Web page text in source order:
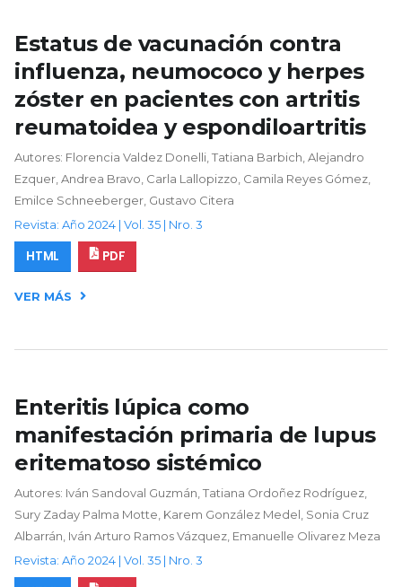
Estatus de vacunación contra
influenza, neumococo y herpes
zóster en pacientes con artritis
reumatoidea y espondiloartritis
Autores: Florencia Valdez Donelli, Tatiana Barbich, Alejandro
Ezquer, Andrea Bravo, Carla Lallopizzo, Camila Reyes Gómez,
Emilce Schneeberger, Gustavo Citera
Revista: Año 2024 | Vol. 35 | Nro. 3
HTML PDF
VER MÁS
Enteritis lúpica como
manifestación primaria de lupus
eritematoso sistémico
Autores: Iván Sandoval Guzmán, Tatiana Ordoñez Rodríguez,
Sury Zaday Palma Motte, Karem González Medel, Sonia Cruz
Albarrán, Iván Arturo Ramos Vázquez, Emanuelle Olivarez Meza
Revista: Año 2024 | Vol. 35 | Nro. 3